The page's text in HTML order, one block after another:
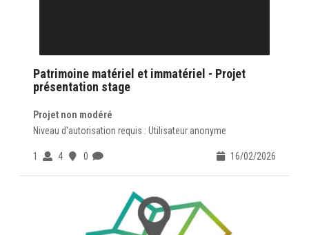
Patrimoine matériel et immatériel - Projet
présentation stage
Projet non modéré
Niveau d'autorisation requis : Utilisateur anonyme
16/02/2026
1 4 0